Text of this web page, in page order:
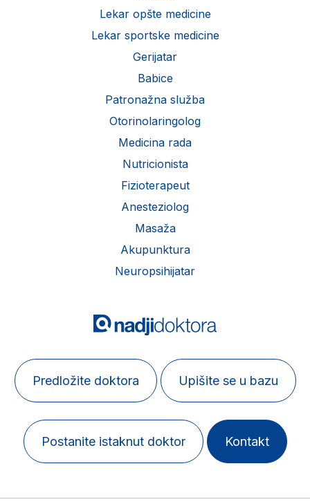
Lekar opšte medicine
Lekar sportske medicine
Gerijatar
Babice
Patronažna služba
Otorinolaringolog
Medicina rada
Nutricionista
Fizioterapeut
Anesteziolog
Masaža
Akupunktura
Neuropsihijatar
Predložite doktora Upišite se u bazu
Postanite istaknut doktor Kontakt